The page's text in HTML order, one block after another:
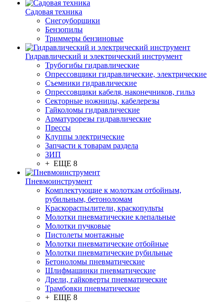
Садовая техника
Снегоуборщики
Бензопилы
Триммеры бензиновые
Гидравлический и электрический инструмент
Трубогибы гидравлические
Опрессовщики гидравлические, электрические
Съемники гидравлические
Опрессовщики кабеля, наконечников, гильз
Секторные ножницы, кабелерезы
Гайколомы гидравлические
Арматурорезы гидравлические
Прессы
Клуппы электрические
Запчасти к товарам раздела
ЗИП
+ ЕЩЕ 8
Пневмоинструмент
Комплектующие к молоткам отбойным,
рубильным, бетоноломам
Краскораспылители, краскопульты
Молотки пневматические клепальные
Молотки пучковые
Пистолеты монтажные
Молотки пневматические отбойные
Молотки пневматические рубильные
Бетоноломы пневматические
Шлифмашинки пневматические
Дрели, гайковерты пневматические
Трамбовки пневматические
+ ЕЩЕ 8